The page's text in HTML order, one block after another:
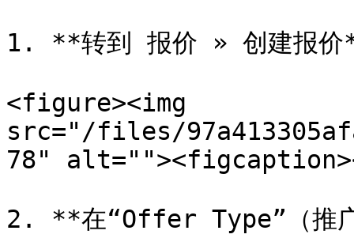
1. **转到 报价 » 创建报
<figure><img
src="/files/
78"
2. **在“Offer Type”（推广